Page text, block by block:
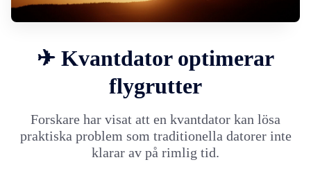
✈ Kvantdator optimerar
flygrutter
Forskare har visat att en kvantdator kan lösa
praktiska problem som traditionella datorer inte
klarar av på rimlig tid.